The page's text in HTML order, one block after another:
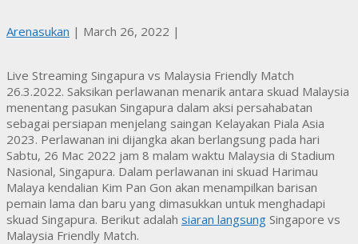
Arenasukan | March 26, 2022 |
Live Streaming Singapura vs Malaysia Friendly Match
26.3.2022. Saksikan perlawanan menarik antara skuad Malaysia
menentang pasukan Singapura dalam aksi persahabatan
sebagai persiapan menjelang saingan Kelayakan Piala Asia
2023. Perlawanan ini dijangka akan berlangsung pada hari
Sabtu, 26 Mac 2022 jam 8 malam waktu Malaysia di Stadium
Nasional, Singapura. Dalam perlawanan ini skuad Harimau
Malaya kendalian Kim Pan Gon akan menampilkan barisan
pemain lama dan baru yang dimasukkan untuk menghadapi
skuad Singapura. Berikut adalah siaran langsung Singapore vs
Malaysia Friendly Match.